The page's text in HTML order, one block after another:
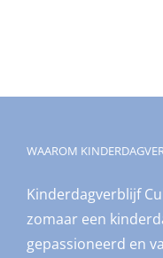
WAAROM
Kinderdagverblijf
zomaar een
gepassioneerd en